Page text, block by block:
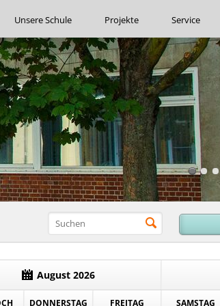
Unsere Schule Projekte Service
August 2026
DONNERSTAG FREITAG SAMSTAG